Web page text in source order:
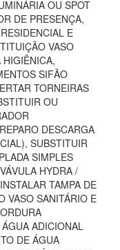
OU SPOT
DE PRESENÇA,
E
VASO
SIFÃO
TORNEIRAS
OU
DESCARGA
SUBSTITUIR
SIMPLES
HYDRA /
TAMPA DE
VASO SANITÁRIO E
ADICIONAL
DE ÁGUA